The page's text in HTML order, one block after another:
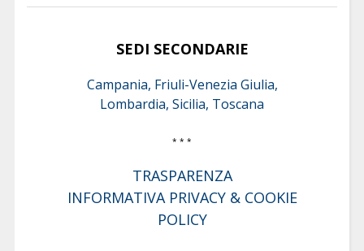
SEDI SECONDARIE
Campania, Friuli-Venezia Giulia,
Lombardia, Sicilia, Toscana
* * *
TRASPARENZA
INFORMATIVA PRIVACY & COOKIE
POLICY